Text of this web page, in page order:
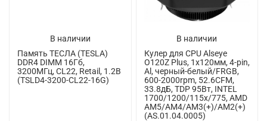
В наличии
Память ТЕСЛА (TESLA)
DDR4 DIMM 16Гб,
3200МГц, CL22, Retail, 1.2В
(TSLD4-3200-CL22-16G)
В наличии
Кулер для CPU Alseye
O120Z Plus, 1х120мм, 4-pin,
Al, черный-белый/FRGB,
600-2000rpm, 52.6CFM,
33.8дБ, TDP 95Вт, INTEL
1700/1200/115x/775, AMD
AM5/AM4/AM3(+)/AM2(+)
(AS.01.04.0005)